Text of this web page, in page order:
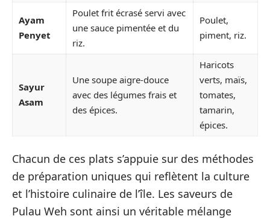
Ayam
Penyet
Poulet frit écrasé servi avec
une sauce pimentée et du
riz.
Poulet,
piment, riz.
Sayur
Asam
Une soupe aigre-douce
avec des légumes frais et
des épices.
Haricots
verts, maïs,
tomates,
tamarin,
épices.
Chacun de ces plats s’appuie sur des méthodes
de préparation uniques qui reflètent la culture
et l’histoire culinaire de l’île. Les saveurs de
Pulau Weh sont ainsi un véritable mélange